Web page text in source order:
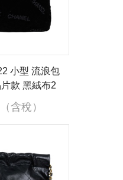
小型 流浪包
款 黑絨布2
含稅）